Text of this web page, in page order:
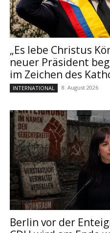
„Es lebe Christus
neuer Präsident
im Zeichen des
INTERNATIONAL 8. August 2026
Berlin vor der